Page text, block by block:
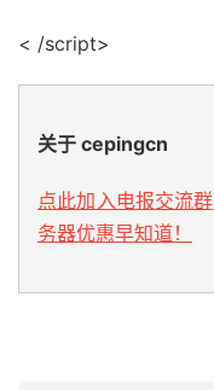
< /script>
关于 cepingcn
点此加入电报交流群
务器优惠早知道！